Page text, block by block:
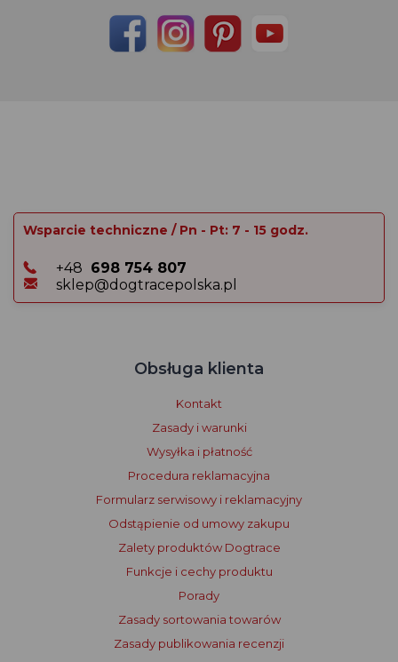
Wsparcie techniczne / Pn - Pt: 7 - 15 godz.
+48 698 754 807
sklep@dogtracepolska.pl
Obsługa klienta
Kontakt
Zasady i warunki
Wysyłka i płatność
Procedura reklamacyjna
Formularz serwisowy i reklamacyjny
Odstąpienie od umowy zakupu
Zalety produktów Dogtrace
Funkcje i cechy produktu
Porady
Zasady sortowania towarów
Zasady publikowania recenzji